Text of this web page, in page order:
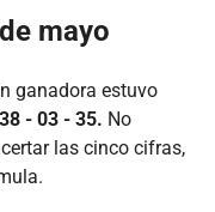
mayo
ganadora estuvo
- 03 - 35. No
las cinco cifras,